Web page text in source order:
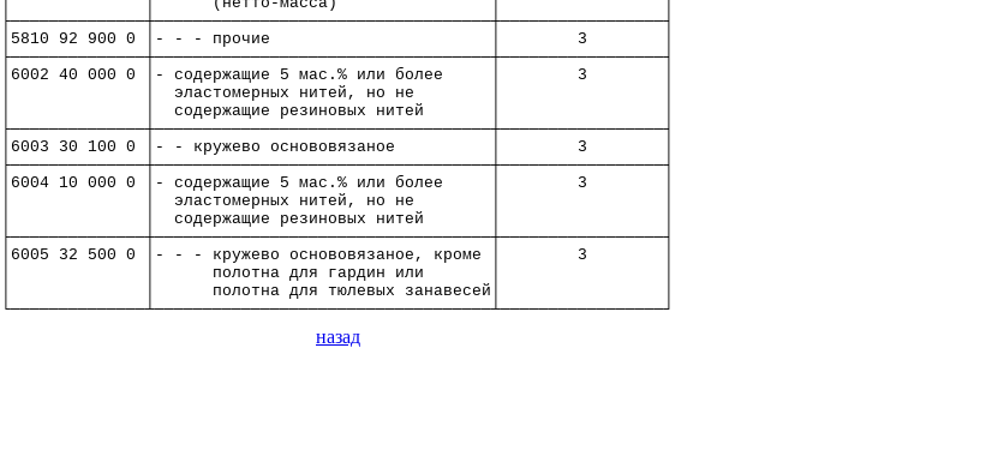
├──────────────┼───────────────────────────────────┼─────────────────┤
│5810 92 900 0 │- - - прочие                       │        3        │
├──────────────┼───────────────────────────────────┼─────────────────┤
│6002 40 000 0 │- содержащие 5 мас.% или более     │        3        │
│              │  эластомерных нитей, но не        │                 │
│              │  содержащие резиновых нитей       │                 │
├──────────────┼───────────────────────────────────┼─────────────────┤
│6003 30 100 0 │- - кружево основовязаное          │        3        │
├──────────────┼───────────────────────────────────┼─────────────────┤
│6004 10 000 0 │- содержащие 5 мас.% или более     │        3        │
│              │  эластомерных нитей, но не        │                 │
│              │  содержащие резиновых нитей       │                 │
├──────────────┼───────────────────────────────────┼─────────────────┤
│6005 32 500 0 │- - - кружево основовязаное, кроме │        3        │
│              │      полотна для гардин или       │                 │
│              │      полотна для тюлевых занавесей│                 │
└──────────────┴───────────────────────────────────┴─────────────────┘
назад